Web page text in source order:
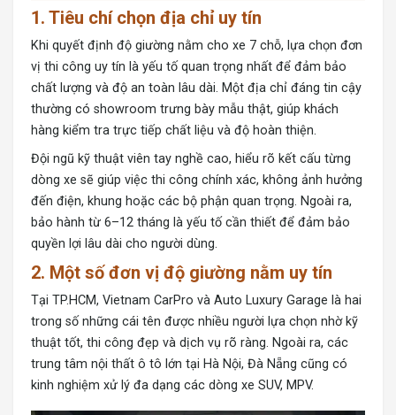
1. Tiêu chí chọn địa chỉ uy tín
Khi quyết định độ giường nằm cho xe 7 chỗ, lựa chọn đơn
vị thi công uy tín là yếu tố quan trọng nhất để đảm bảo
chất lượng và độ an toàn lâu dài. Một địa chỉ đáng tin cậy
thường có showroom trưng bày mẫu thật, giúp khách
hàng kiểm tra trực tiếp chất liệu và độ hoàn thiện.
Đội ngũ kỹ thuật viên tay nghề cao, hiểu rõ kết cấu từng
dòng xe sẽ giúp việc thi công chính xác, không ảnh hưởng
đến điện, khung hoặc các bộ phận quan trọng. Ngoài ra,
bảo hành từ 6–12 tháng là yếu tố cần thiết để đảm bảo
quyền lợi lâu dài cho người dùng.
2. Một số đơn vị độ giường nằm uy tín
Tại TP.HCM, Vietnam CarPro và Auto Luxury Garage là hai
trong số những cái tên được nhiều người lựa chọn nhờ kỹ
thuật tốt, thi công đẹp và dịch vụ rõ ràng. Ngoài ra, các
trung tâm nội thất ô tô lớn tại Hà Nội, Đà Nẵng cũng có
kinh nghiệm xử lý đa dạng các dòng xe SUV, MPV.